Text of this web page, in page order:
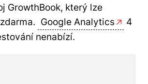
GrowthBook, který lze
Google Analytics
4
nenabízí.